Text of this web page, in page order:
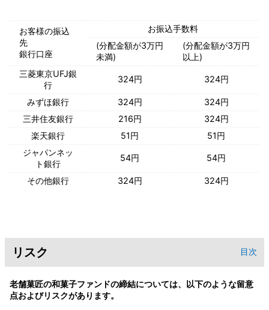
お客様の振込
先
銀行口座
お振込手数料
(分配金額が3万円
未満)
(分配金額が3万円
以上)
三菱東京UFJ銀
行
324円 324円
みずほ銀行 324円
324円
三井住友銀行
216円
324円
楽天銀行
51円
51円
ジャパンネッ
ト銀行
54円 54円
その他銀行 324円 324円
リスク 目次
老舗菓匠の和菓子ファンドの締結については、以下のような留意
点およびリスクがあります。